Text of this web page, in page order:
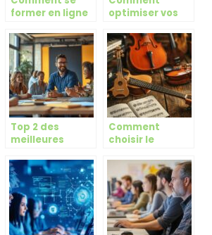
former en ligne
photographe
professionnel
avec succès
optimiser vos
pour la rentrée
scolaire avec
des astuces
pratiques
Top 2 des
meilleures
Coach de Vie :
aspects
juridiques pour
créer votre
entreprise
Comment
choisir le
instrument pour
débuter en
musique